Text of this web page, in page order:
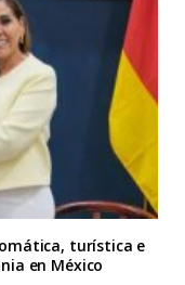
turística e
en México